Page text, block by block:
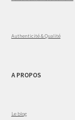
Authenticité & Qualité
A PROPOS
Le blog